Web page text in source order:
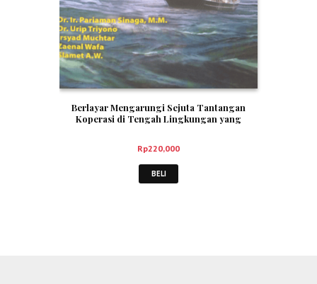
Berlayar Mengarungi Sejuta Tantangan
Koperasi di Tengah Lingkungan yang
Rp220,000
BELI